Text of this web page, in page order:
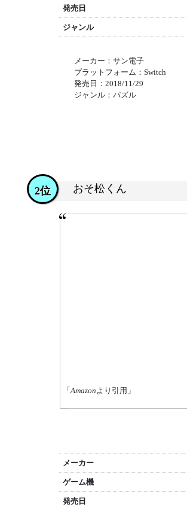
発売日
ジャンル
メーカー：サン電子
プラットフォーム：Switch
発売日：2018/11/29
ジャンル：パズル
おそ松くん
2位
「Amazonより引用」
メーカー
ゲーム機
発売日